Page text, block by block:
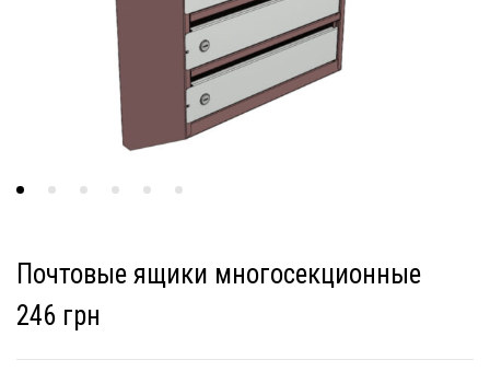
Почтовые ящики многосекционные
246 грн